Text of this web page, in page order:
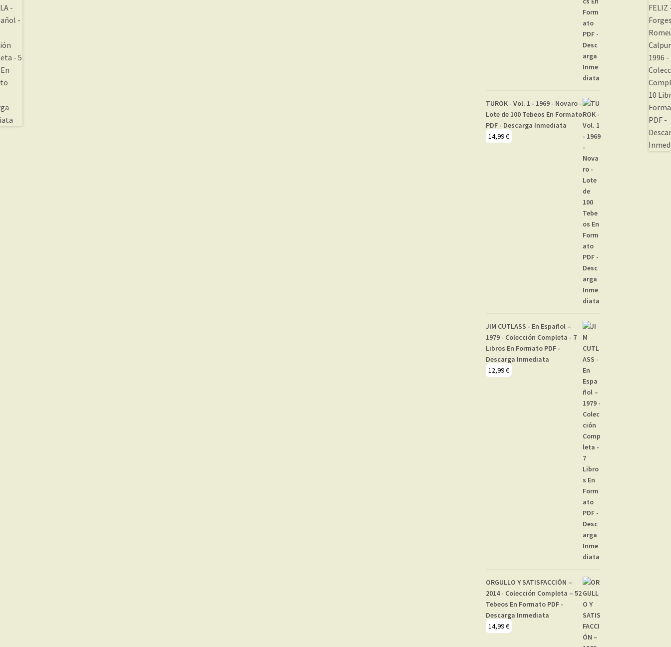
TUROK - Vol. 1 - 1969 - Novaro -
Lote de 100 Tebeos En Formato
PDF - Descarga Inmediata
14,99€
JIM CUTLASS - En Español –
1979 - Colección Completa - 7
Libros En Formato PDF -
Descarga Inmediata
12,99€
ORGULLO Y SATISFACCIÓN –
2014 - Colección Completa – 52
Tebeos En Formato PDF -
Descarga Inmediata
14,99€